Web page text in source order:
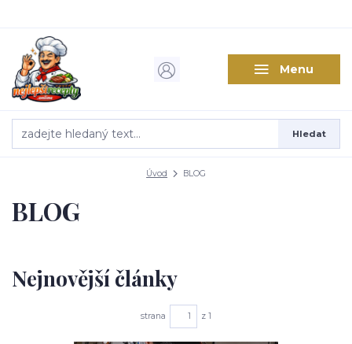
Menu
Hledat
Úvod BLOG
BLOG
Nejnovější články
strana z 1